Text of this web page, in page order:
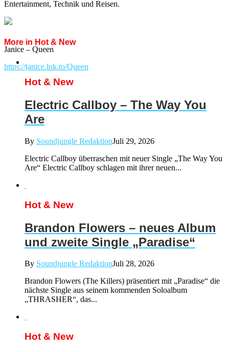
Janice – Queen
https://janice.lnk.to/Queen
Entertainment, Technik und Reisen.
More in Hot & New
Hot & New
Electric Callboy – The Way You
Are
By Soundjungle RedaktionJuli 29, 2026
Electric Callboy überraschen mit neuer Single „The Way You
Are“ Electric Callboy schlagen mit ihrer neuen...
Hot & New
Brandon Flowers – neues Album
und zweite Single „Paradise“
By Soundjungle RedaktionJuli 28, 2026
Brandon Flowers (The Killers) präsentiert mit „Paradise“ die
nächste Single aus seinem kommenden Soloalbum
„THRASHER“, das...
Hot & New